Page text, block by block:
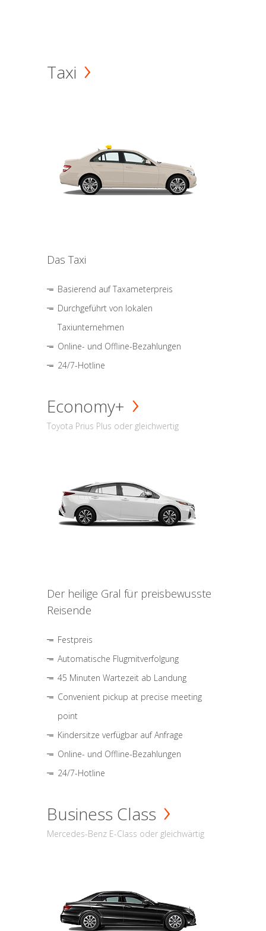
Taxi
Das Taxi
Basierend auf Taxameterpreis
Durchgeführt von lokalen
Taxiunternehmen
Online- und Offline-Bezahlungen
24/7-Hotline
Economy+
Toyota Prius Plus oder gleichwertig
Der heilige Gral für preisbewusste
Reisende
Festpreis
Automatische Flugmitverfolgung
45 Minuten Wartezeit ab Landung
Convenient pickup at precise meeting
point
Kindersitze verfügbar auf Anfrage
Online- und Offline-Bezahlungen
24/7-Hotline
Business Class
Mercedes-Benz E-Class oder gleichwärtig